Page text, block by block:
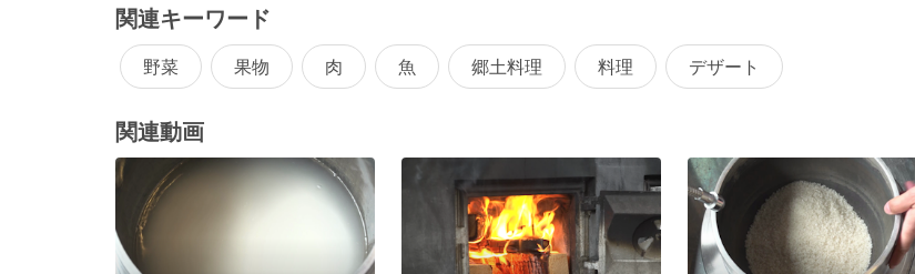
関連キーワード
野菜 果物 肉 魚 郷土料理 料理 デザート
関連動画